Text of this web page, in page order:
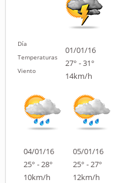
Día
Temperaturas
Viento
01/01/16
27° - 31°
14km/h
04/01/16
25° - 28°
10km/h
05/01/16
25° - 27°
12km/h